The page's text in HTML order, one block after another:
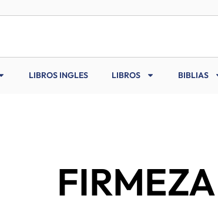
LIBROS INGLES LIBROS BIBLIAS
FIRMEZA